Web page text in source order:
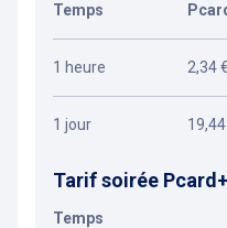
Temps
1 heure 2,34 €
1 jour
Tarif soirée
Temps